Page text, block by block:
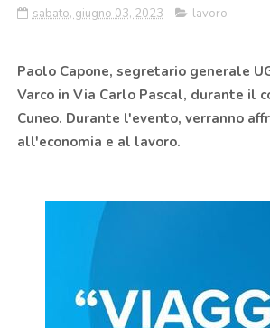
sabato, giugno 03, 2023 lavoro
Paolo Capone, segretario generale
Varco in Via Carlo Pascal, durante il
Cuneo. Durante l'evento, verranno
all'economia e al lavoro.